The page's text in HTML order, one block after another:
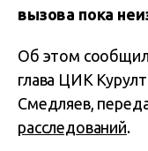
вызова пока
Об этом сообщил
глава ЦИК
Смедляев,
расследований.